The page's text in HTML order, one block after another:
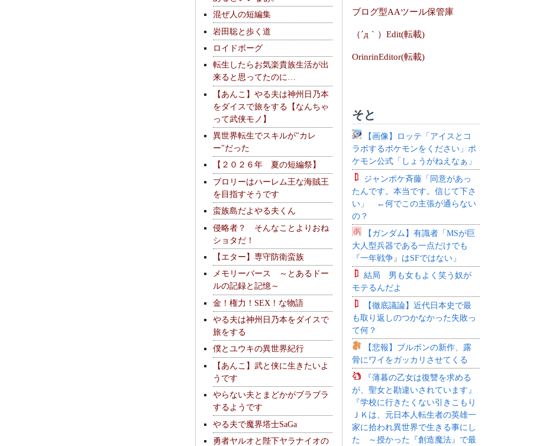
混ぜ人の短編集
岩田聡と歩く道
ロイドボーグ
転生したらお気楽貴族生活が出
来ると思ってたのに…
【あんこ】やる夫は神州日乃本
をダイスで旅をする【なんちゃ
って武侠モノ】
異世界転生でスキルが"カレ
ー"だった
【２０２６年 夏の短編祭】
ブロリーはハーレム王な海賊王
を目指すそうです
蛮族島だよやる夫くん
侵略者？ そんなことよりおね
ショタだ！
【エター】専守防衛蛮族
メモリーバース ～とあるドー
ルの記録と記憶～
金！権力！SEX！な物語
やる夫は神州日乃本をダイスで
旅をする
僕とユウキの異世界紀行
【あんこ】武と侠に生きたいよ
うです
やらない夫とまどかがブラブラ
するようです
やる夫で魔界塔士SaGa
勇者ヤルオと陛下ヤラナイオの
ブログ型AAツール保管庫
（´д｀）Edit(転載)
OrinrinEditor(転載)
そと
【画像】ロッテ「アイスとコ
ラボするポケモンをください」ポ
ケモン公式「しょうがねえなぁ」
ジャンポケ斉藤「同意があっ
たんです。本当です。信じて下さ
い」 ←何でこの主張が通らない
の？
【ガンダム】有識者「MSが巨
大人型兵器である一点だけでも
『一年戦争』はSFではない」
結局 男も女もよく笑う奴が
モテるんだよ
【徹底議論】近代日本史で最
も取り返しのつかなかった失敗っ
て何？
【悲報】ブルボンの新作、露
骨にワイをガッカリさせてくる
『薄暮の乙女は復讐を求める
が、聖女と勘違いされています』
『学校に行きたくない引きこもり
ＪＫは、元日本人転生者の英雄一
家に拾われ異世界で生きる事にし
た ～授かった『創造魔法』で最